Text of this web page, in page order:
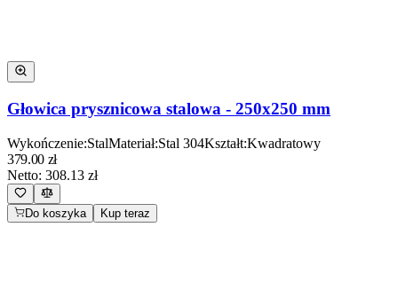
Głowica prysznicowa stalowa - 250x250 mm
Wykończenie:StalMateriał:Stal 304Kształt:Kwadratowy
379.00 zł
Netto: 308.13 zł
Do koszyka Kup teraz